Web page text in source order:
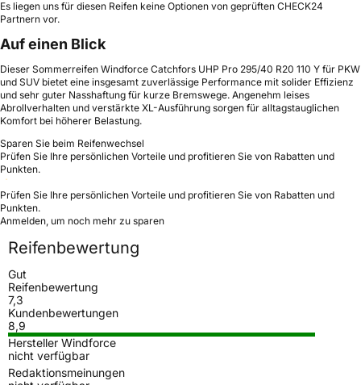
Es liegen uns für diesen Reifen keine Optionen von geprüften CHECK24
Partnern vor.
Auf einen Blick
Dieser Sommerreifen Windforce Catchfors UHP Pro 295/40 R20 110 Y für PKW
und SUV bietet eine insgesamt zuverlässige Performance mit solider Effizienz
und sehr guter Nasshaftung für kurze Bremswege. Angenehm leises
Abrollverhalten und verstärkte XL-Ausführung sorgen für alltagstauglichen
Komfort bei höherer Belastung.
Sparen Sie beim Reifenwechsel
Prüfen Sie Ihre persönlichen Vorteile und profitieren Sie von Rabatten und
Punkten.
Prüfen Sie Ihre persönlichen Vorteile und profitieren Sie von Rabatten und
Punkten.
Anmelden, um noch mehr zu sparen
Reifenbewertung
Gut
Reifenbewertung
7,3
Kundenbewertungen
8,9
Hersteller Windforce
nicht verfügbar
Redaktionsmeinungen